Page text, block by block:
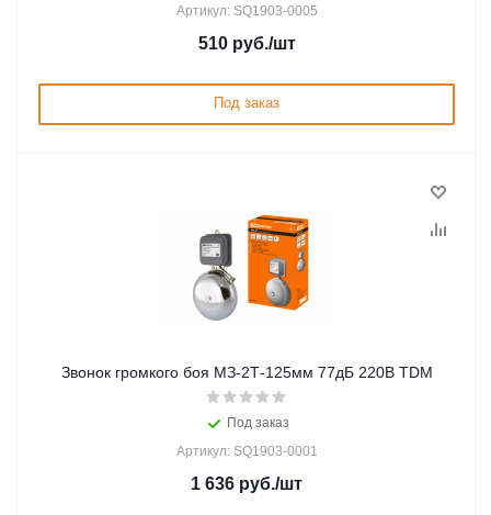
Артикул: SQ1903-0005
510руб./шт
Под заказ
Звонок громкого боя МЗ-2Т-125мм 77дБ 220В TDM
Под заказ
Артикул: SQ1903-0001
1 636 руб./шт